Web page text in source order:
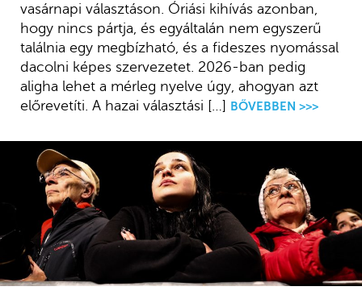
vasárnapi választáson. Óriási kihívás azonban,
hogy nincs pártja, és egyáltalán nem egyszerű
találnia egy megbízható, és a fideszes nyomással
dacolni képes szervezetet. 2026-ban pedig
aligha lehet a mérleg nyelve úgy, ahogyan azt
előrevetíti. A hazai választási […]
BŐVEBBEN >>>